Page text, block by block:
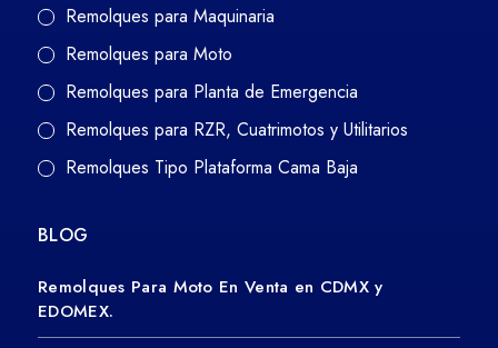
Remolques para Maquinaria
Remolques para Moto
Remolques para Planta de Emergencia
Remolques para RZR, Cuatrimotos y Utilitarios
Remolques Tipo Plataforma Cama Baja
BLOG
Remolques Para Moto En Venta en CDMX y
EDOMEX.